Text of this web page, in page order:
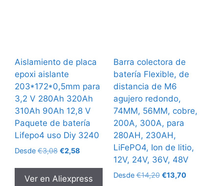
Aislamiento de placa
epoxi aislante
203*172*0,5mm para
3,2 V 280Ah 320Ah
310Ah 90Ah 12,8 V
Paquete de batería
Lifepo4 uso Diy 3240
Desde €3,08 El
original
era:
€2,58
actual
es:
Ver en Aliexpress
Barra colectora de
batería Flexible, de
distancia de M6
agujero redondo,
74MM, 56MM, cobre,
200A, 300A, para
280AH, 230AH,
LiFePO4, Ion de litio,
12V, 24V, 36V, 48V
Desde€14,20 El
€13,70El